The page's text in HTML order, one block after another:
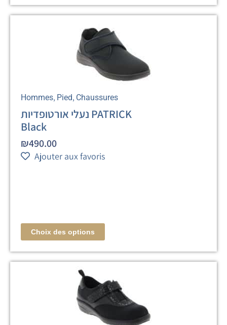
Hommes, Pied, Chaussures
נעלי אורטופדיות PATRICK
Black
₪490.00
Ajouter aux favoris
Choix des options